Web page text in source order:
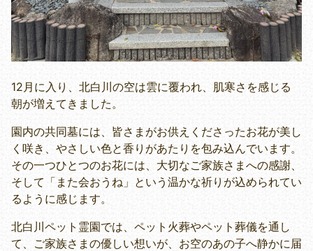
12月に入り、北白川の空は雲に覆われ、肌寒さを感じる
朝が増えてきました。
園内の共同墓には、皆さまがお供えくださったお花が美し
く咲き、やさしい色と香りがあたりを包み込んでいます。
その一つひとつのお花には、大切なご家族さまへの感謝、
そして「また会おうね」という温かな祈りが込められてい
るように感じます。
北白川ペット霊園では、ペット火葬やペット葬儀を通し
て、ご家族さまの優しい想いが、お空のあの子へ静かに届